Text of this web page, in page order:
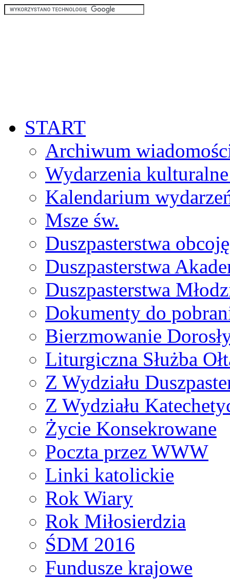
START
Archiwum
Wydarzenia
Kalendarium
Msze św.
Duszpasterstwa
Duszpasterstwa
Duszpasterstwa
Dokumenty do
Bierzmowanie
Liturgiczna Służba
Z Wydziału
Z Wydziału
Życie Konsekrowane
Poczta przez WWW
Linki katolickie
Rok Wiary
Rok Miłosierdzia
ŚDM 2016
Fundusze krajowe